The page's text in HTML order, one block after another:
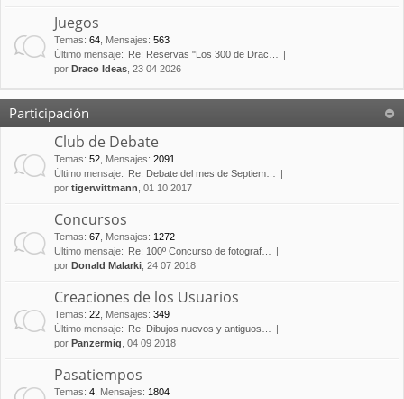
Juegos
Temas: 64 Mensajes: 563
Último mensaje:
Re: Reservas "Los 300 de Drac…
por Draco Ideas , 23 04 2026
Participación
Club de Debate
Temas: 52 Mensajes: 2091
Último mensaje:
Re: Debate del mes de Septiem…
por tigerwittmann , 01 10 2017
Concursos
Temas: 67 Mensajes: 1272
Último mensaje:
Re: 100º Concurso de fotograf…
por Donald Malarki , 24 07 2018
Creaciones de los Usuarios
Temas: 22 Mensajes: 349
Último mensaje:
Re: Dibujos nuevos y antiguos…
por Panzermig , 04 09 2018
Pasatiempos
Temas: 4 Mensajes: 1804